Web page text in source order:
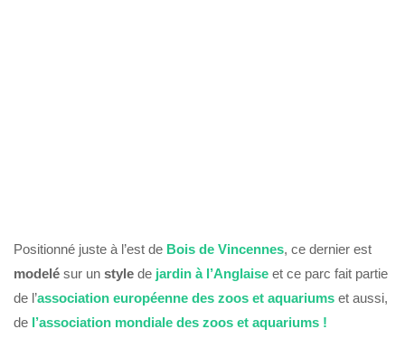
Positionné juste à l’est de Bois de Vincennes, ce dernier est
modelé sur un style de jardin à l’Anglaise et ce parc fait partie
de l’association européenne des zoos et aquariums et aussi,
de l’association mondiale des zoos et aquariums !